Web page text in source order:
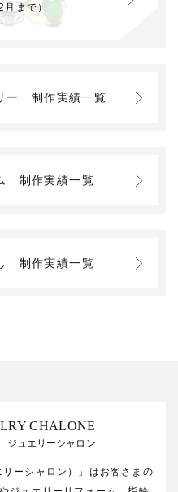
月まで）
ー 制作実績一覧
制作実績一覧
制作実績一覧
CHALONE
ジュエリーシャロン
ーシャロン）」はお客さまの